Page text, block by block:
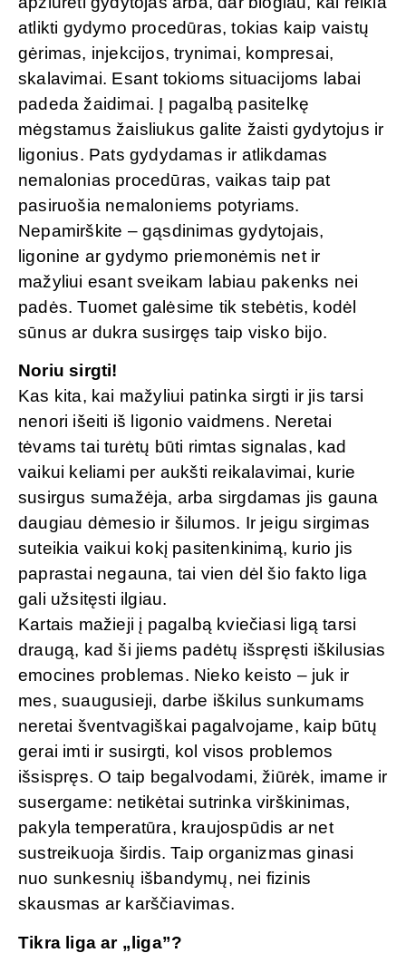
atlikti gydymo procedūras, tokias kaip vaistų
gėrimas, injekcijos, trynimai, kompresai,
skalavimai. Esant tokioms situacijoms labai
padeda žaidimai. Į pagalbą pasitelkę
mėgstamus žaisliukus galite žaisti gydytojus ir
ligonius. Pats gydydamas ir atlikdamas
nemalonias procedūras, vaikas taip pat
pasiruošia nemaloniems potyriams.
Nepamirškite – gąsdinimas gydytojais,
ligonine ar gydymo priemonėmis net ir
mažyliui esant sveikam labiau pakenks nei
padės. Tuomet galėsime tik stebėtis, kodėl
sūnus ar dukra susirgęs taip visko bijo.
Noriu sirgti!
Kas kita, kai mažyliui patinka sirgti ir jis tarsi
nenori išeiti iš ligonio vaidmens. Neretai
tėvams tai turėtų būti rimtas signalas, kad
vaikui keliami per aukšti reikalavimai, kurie
susirgus sumažėja, arba sirgdamas jis gauna
daugiau dėmesio ir šilumos. Ir jeigu sirgimas
suteikia vaikui kokį pasitenkinimą, kurio jis
paprastai negauna, tai vien dėl šio fakto liga
gali užsitęsti ilgiau.
Kartais mažieji į pagalbą kviečiasi ligą tarsi
draugą, kad ši jiems padėtų išspręsti iškilusias
emocines problemas. Nieko keisto – juk ir
mes, suaugusieji, darbe iškilus sunkumams
neretai šventvagiškai pagalvojame, kaip būtų
gerai imti ir susirgti, kol visos problemos
išsispręs. O taip begalvodami, žiūrėk, imame ir
susergame: netikėtai sutrinka virškinimas,
pakyla temperatūra, kraujospūdis ar net
sustreikuoja širdis. Taip organizmas ginasi
nuo sunkesnių išbandymų, nei fizinis
skausmas ar karščiavimas.
Tikra liga ar „liga”?